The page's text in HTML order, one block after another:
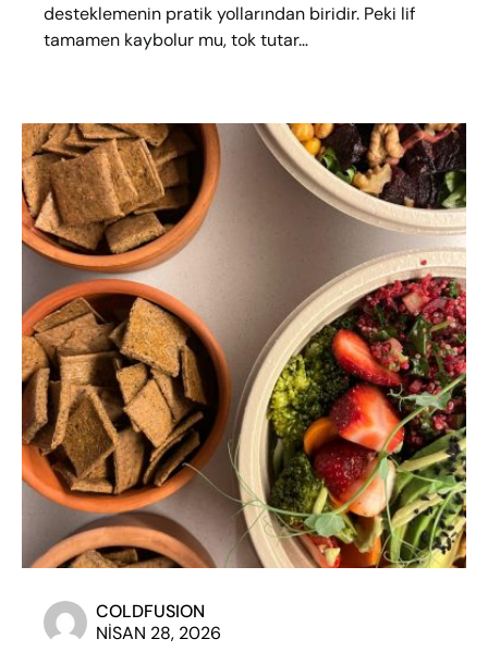
desteklemenin pratik yollarından biridir. Peki lif
tamamen kaybolur mu, tok tutar…
COLDFUSION
NISAN 28, 2026